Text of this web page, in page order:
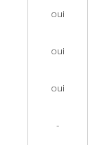
oui
oui
oui
-